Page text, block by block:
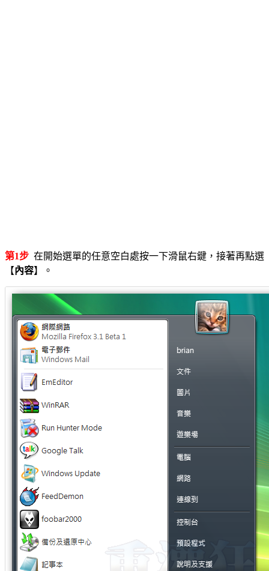
第1步 在開始選單的任意空白處按一下滑鼠右鍵，接著再點選
【內容】。